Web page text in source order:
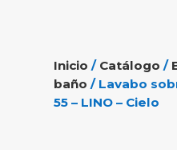
Inicio / Catálogo /
baño / Lavabo
55 – LINO – Cielo